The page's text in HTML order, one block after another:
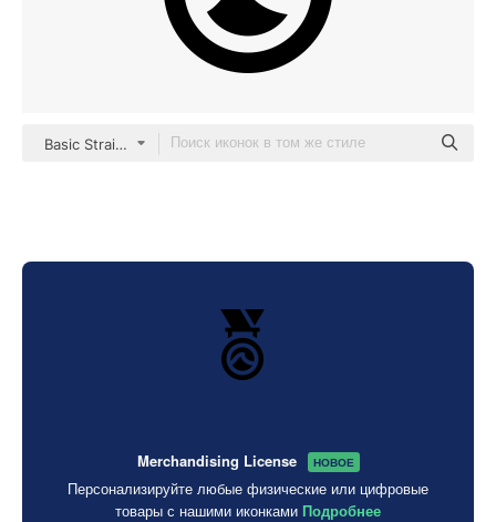
Basic Straight Filled
Merchandising License НОВОЕ
Персонализируйте любые физические или цифровые
товары с нашими иконками Подробнее